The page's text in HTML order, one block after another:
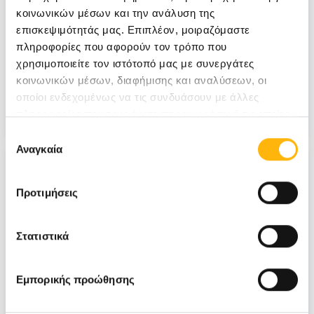
κοινωνικών μέσων και την ανάλυση της
επισκεψιμότητάς μας. Επιπλέον, μοιραζόμαστε
πληροφορίες που αφορούν τον τρόπο που
χρησιμοποιείτε τον ιστότοπό μας με συνεργάτες
κοινωνικών μέσων, διαφήμισης και αναλύσεων, οι
οποίοι ενδεχομένως να τις συνδυάσουν με άλλες
πληροφορίες που τους έχετε παραχωρήσει ή τις οποίες
των υπηρεσιών τους.
συγκατάθεσης
Αναγκαία
Προτιμήσεις
Στατιστικά
Εμπορικής προώθησης
Από ποια ηλικία μπορούμε να βάζουμε
αντηλιακό στα μωρά;
ΠΑΙΔΙΑΤΡΙΚΗ